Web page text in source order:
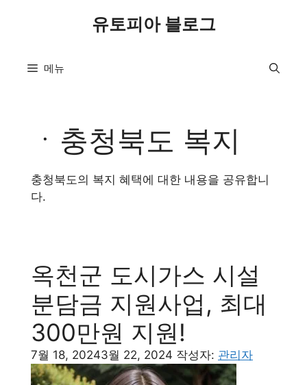
유토피아 블로그
메뉴
ㆍ충청북도 복지
충청북도의 복지 혜택에 대한 내용을 공유합니
다.
옥천군 도시가스 시설
분담금 지원사업, 최대
300만원 지원!
7월 18, 20243월 22, 2024 작성자: 관리자